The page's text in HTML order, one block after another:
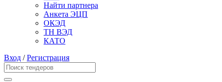
Найти партнера
Анкета ЭЦП
ОКЭД
ТН ВЭД
КАТО
Вход /Регистрация